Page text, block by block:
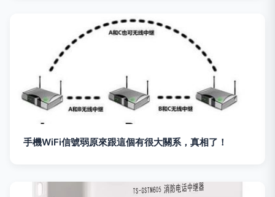
手機WiFi信號弱原來跟這個有很大關系，真相了！